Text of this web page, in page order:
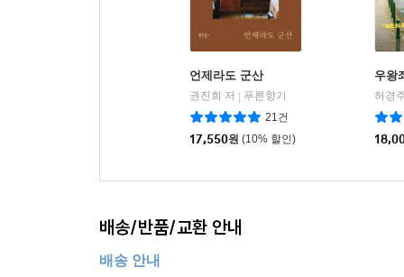
언제라도 군산
권진희 저
푸른향기
21건
17,550원 (10% 할인)
우왕
허경
배송/반품/교환 안내
배송 안내